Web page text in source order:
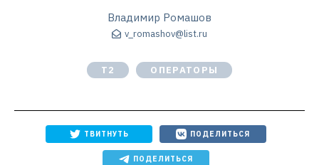
Владимир Ромашов
v_romashov@list.ru
Т2 ОПЕРАТОРЫ
ТВИТНУТЬ ПОДЕЛИТЬСЯ
ПОДЕЛИТЬСЯ